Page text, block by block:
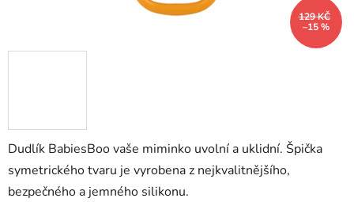
Dudlík BabiesBoo vaše miminko uvolní a uklidní. Špička
symetrického tvaru je vyrobena z nejkvalitnějšího,
bezpečného a jemného silikonu.
129 KČ
–15 %